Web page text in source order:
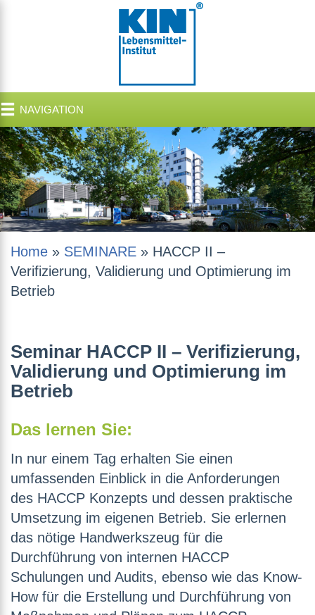
NAVIGATION
Home » SEMINARE » HACCP II –
Verifizierung, Validierung und Optimierung im
Betrieb
Seminar HACCP II – Verifizierung,
Validierung und Optimierung im
Betrieb
Das lernen Sie:
In nur einem Tag erhalten Sie einen
umfassenden Einblick in die Anforderungen
des HACCP Konzepts und dessen praktische
Umsetzung im eigenen Betrieb. Sie erlernen
das nötige Handwerkszeug für die
Durchführung von internen HACCP
Schulungen und Audits, ebenso wie das Know-
How für die Erstellung und Durchführung von